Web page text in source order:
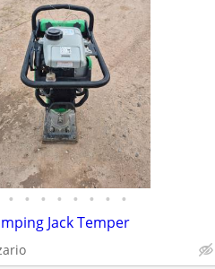
• • • • • • • •
Jack Temper